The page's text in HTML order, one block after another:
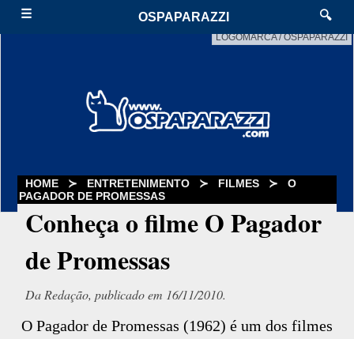
☰ OSPAPARAZZI 🔍
LOGOMARCA / OSPAPARAZZI
HOME ≻ ENTRETENIMENTO ≻ FILMES ≻
O
PAGADOR DE PROMESSAS
Conheça o filme O Pagador
de Promessas
Da Redação, publicado em 16/11/2010.
O Pagador de Promessas (1962) é um dos filmes